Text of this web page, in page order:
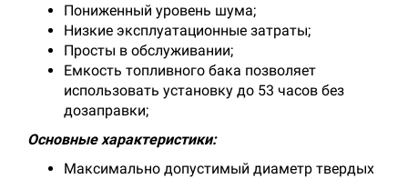
Пониженный уровень шума;
Низкие эксплуатационные затраты;
Просты в обслуживании;
Емкость топливного бака позволяет
использовать установку до 53 часов без
дозаправки;
Основные характеристики:
Максимально допустимый диаметр твердых